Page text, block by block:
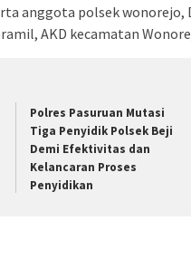
anggota polsek wonorejo,
AKD kecamatan
Polres Pasuruan Mutasi
Tiga Penyidik Polsek Beji
Demi Efektivitas dan
Kelancaran Proses
Penyidikan